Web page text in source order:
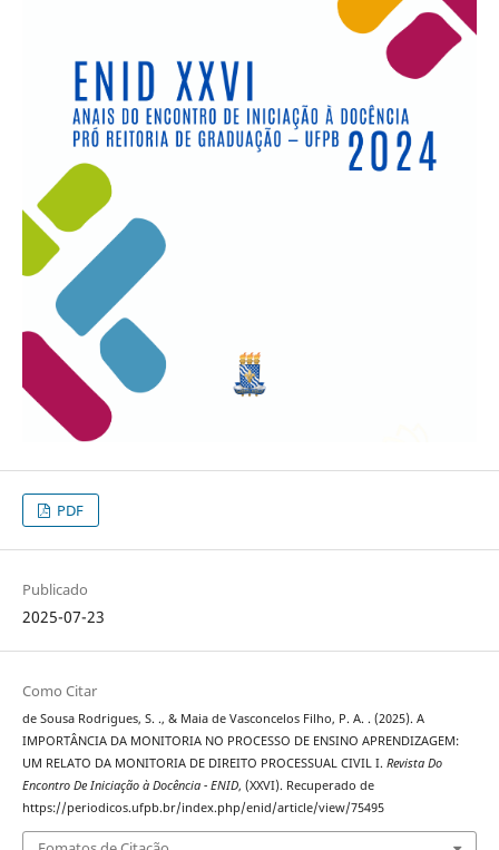
PDF
Publicado
2025-07-23
Como Citar
de Sousa Rodrigues, S. ., & Maia de Vasconcelos Filho, P. A. . (2025). A
IMPORTÂNCIA DA MONITORIA NO PROCESSO DE ENSINO APRENDIZAGEM:
UM RELATO DA MONITORIA DE DIREITO PROCESSUAL CIVIL I. Revista Do
Encontro De Iniciação à Docência - ENID, (XXVI). Recuperado de
https://periodicos.ufpb.br/index.php/enid/article/view/75495